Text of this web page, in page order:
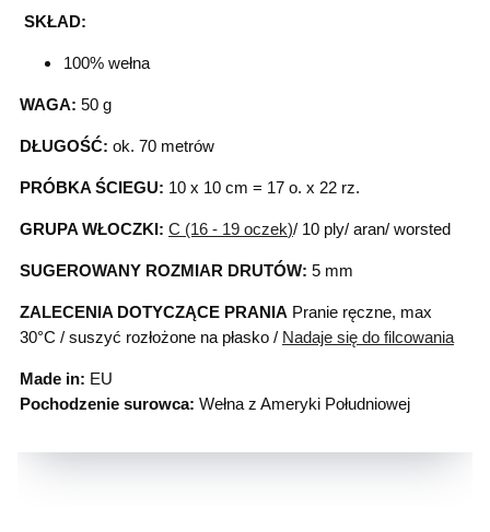
SKŁAD:
100% wełna
WAGA: 50 g
DŁUGOŚĆ: ok. 70 metrów
PRÓBKA ŚCIEGU: 10 x 10 cm = 17 o. x 22 rz.
GRUPA WŁOCZKI: C (16 - 19 oczek)/ 10 ply/ aran/ worsted
SUGEROWANY ROZMIAR DRUTÓW: 5 mm
ZALECENIA DOTYCZĄCE PRANIA Pranie ręczne, max
30°C / suszyć rozłożone na płasko / Nadaje się do filcowania
Made in: EU
Pochodzenie surowca: Wełna z Ameryki Południowej